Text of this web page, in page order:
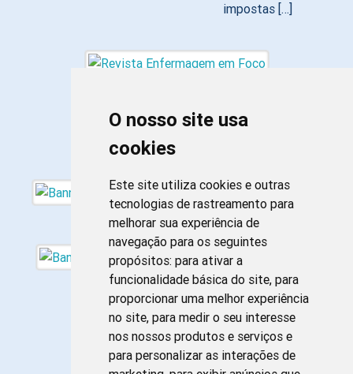
O nosso site usa
cookies
Este site utiliza cookies e outras
tecnologias de rastreamento para
melhorar sua experiência de
navegação para os seguintes
propósitos: para ativar a
funcionalidade básica do site, para
proporcionar uma melhor experiência
no site, para medir o seu interesse
nos nossos produtos e serviços e
para personalizar as interações de
impostas […]